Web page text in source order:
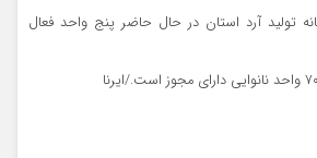
ایرنا، از ۶ کارخانه تولید آرد استان در حال حاضر پنج واحد فعال